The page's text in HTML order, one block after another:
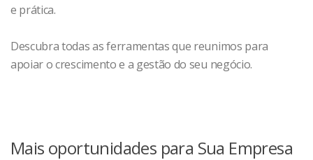
e prática.
Descubra todas as ferramentas que reunimos para
apoiar o crescimento e a gestão do seu negócio.
Mais oportunidades para Sua Empresa